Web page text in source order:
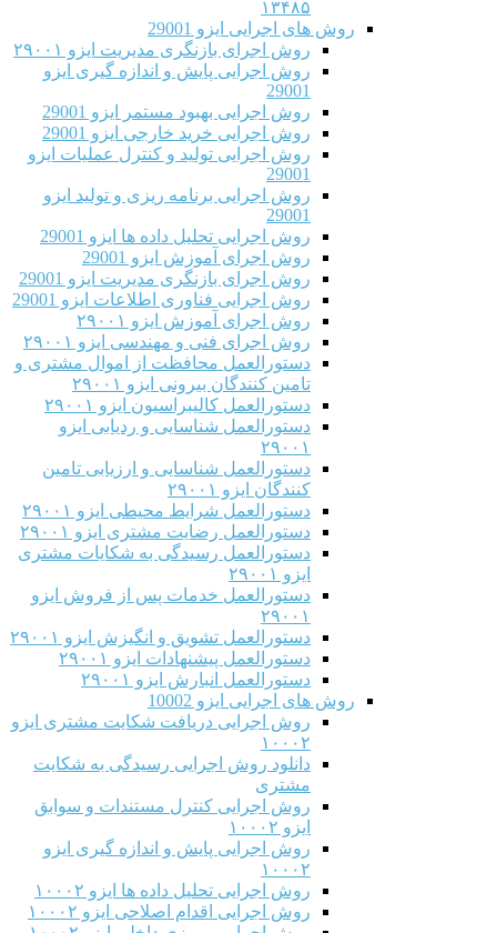
۱۳۴۸۵
روش های اجرایی ایزو 29001
روش اجرای بازنگری مدیریت ایزو ۲۹۰۰۱
روش اجرایی پایش و اندازه گیری ایزو
29001
روش اجرایی بهبود مستمر ایزو 29001
روش اجرایی خرید خارجی ایزو 29001
روش اجرایی تولید و کنترل عملیات ایزو
29001
روش اجرایی برنامه ریزی و تولید ایزو
29001
روش اجرایی تحلیل داده ها ایزو 29001
روش اجرای آموزش ایزو 29001
روش اجرای بازنگری مدیریت ایزو 29001
روش اجرایی فناوری اطلاعات ایزو 29001
روش اجرای آموزش ایزو ۲۹۰۰۱
روش اجرای فنی و مهندسی ایزو ۲۹۰۰۱
دستورالعمل محافظت از اموال مشتری و
تامین کنندگان بیرونی ایزو ۲۹۰۰۱
دستورالعمل کالیبراسیون ایزو ۲۹۰۰۱
دستورالعمل شناسایی و ردیابی ایزو
۲۹۰۰۱
دستورالعمل شناسایی و ارزیابی تامین
کنندگان ایزو ۲۹۰۰۱
دستورالعمل شرایط محیطی ایزو ۲۹۰۰۱
دستورالعمل رضایت مشتری ایزو ۲۹۰۰۱
دستورالعمل رسیدگی به شکایات مشتری
ایزو ۲۹۰۰۱
دستورالعمل خدمات پس از فروش ایزو
۲۹۰۰۱
دستورالعمل تشویق و انگیزش ایزو ۲۹۰۰۱
دستورالعمل پیشنهادات ایزو ۲۹۰۰۱
دستورالعمل انبارش ایزو ۲۹۰۰۱
روش های اجرایی ایزو 10002
روش اجرایی دریافت شکایت مشتری ایزو
۱۰۰۰۲
دانلود روش اجرایی رسیدگی به شکایت
مشتری
روش اجرایی کنترل مستندات و سوابق
ایزو ۱۰۰۰۲
روش اجرایی پایش و اندازه گیری ایزو
۱۰۰۰۲
روش اجرایی تحلیل داده ها ایزو ۱۰۰۰۲
روش اجرایی اقدام اصلاحی ایزو ۱۰۰۰۲